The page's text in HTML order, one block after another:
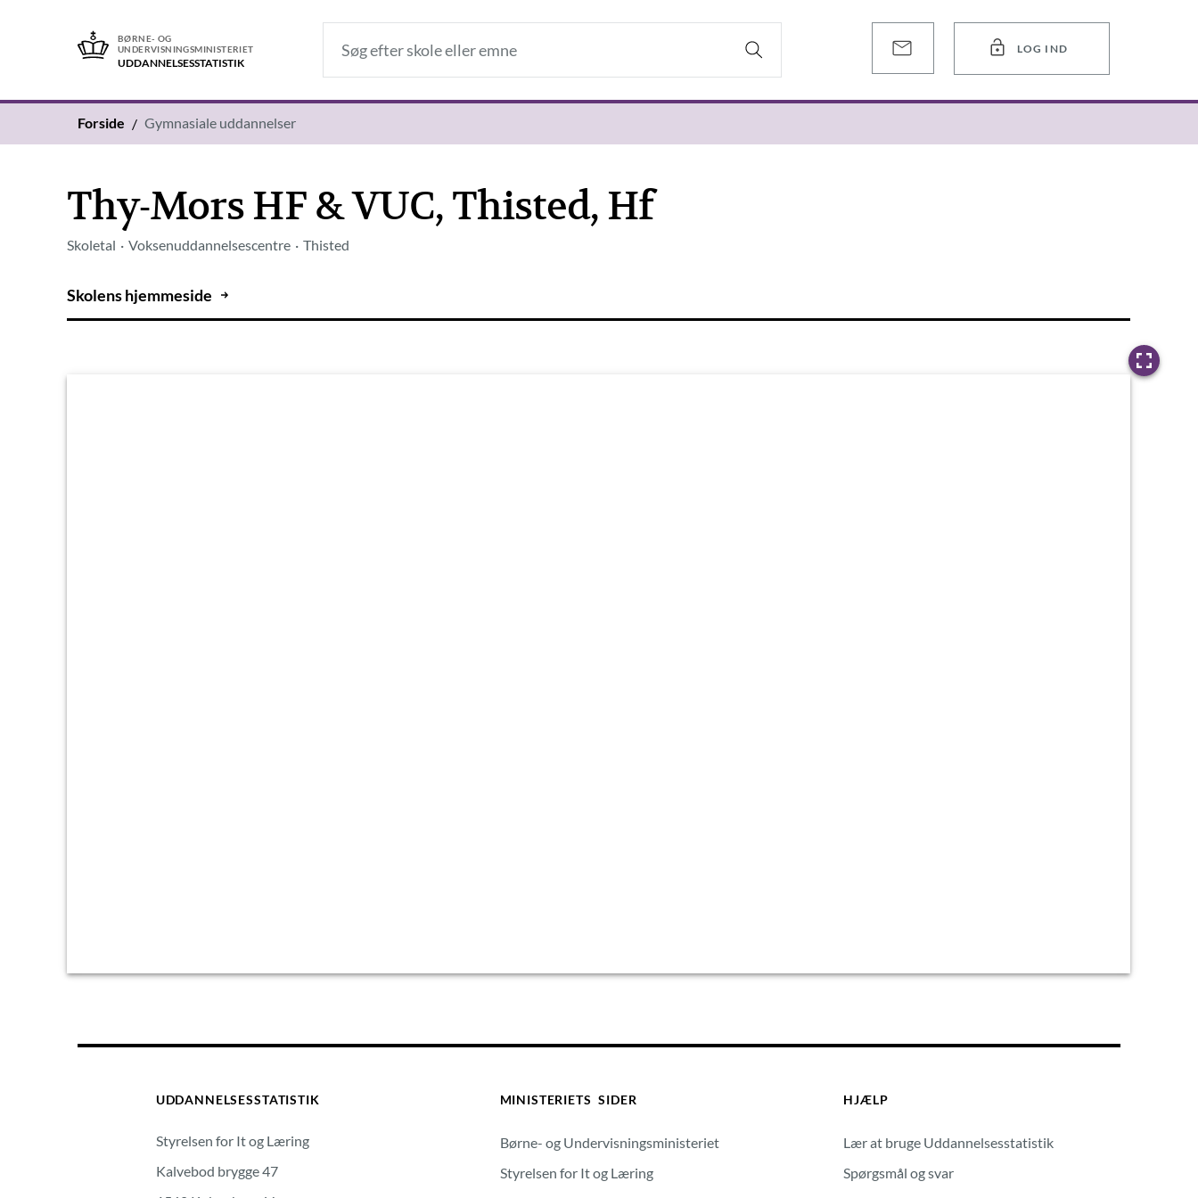
BØRNE- OG
UNDERVISNINGSMINISTERIET
UDDANNELSES­STATISTIK
LOG IND
Forside Gymnasiale uddannelser
Thy-Mors HF & VUC, Thisted, Hf
Skoletal Voksenuddannelsescentre Thisted
Skolens hjemmeside
UDDANNELSESSTATISTIK
Styrelsen for It og Læring
Kalvebod brygge 47
MINISTERIETS SIDER
Børne- og Undervisningsministeriet
Styrelsen for It og Læring
HJÆLP
Lær at bruge Uddannelsesstatistik
Spørgsmål og svar